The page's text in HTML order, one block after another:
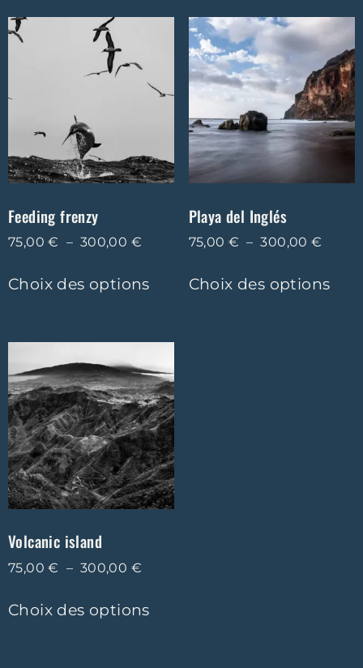
Feeding frenzy
75,00€ – 300,00 €
Choix des options
Playa del Inglés
75,00 € – 300,00€
Choix des options
Volcanic island
75,00€ – 300,00 €
Choix des options